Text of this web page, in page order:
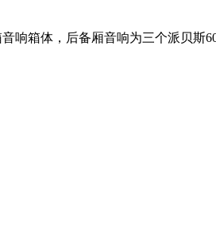
响箱体，后备厢音响为三个派贝斯